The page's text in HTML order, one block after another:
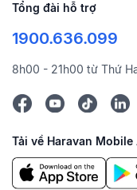
Tổng đài hỗ trợ
1900.636.099
8h00 - 21h00 từ Thứ
Tải về Haravan Mobile